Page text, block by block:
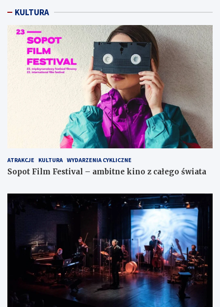
KULTURA
ATRAKCJE KULTURA WYDARZENIA CYKLICZNE
Sopot Film Festival – ambitne kino z całego świata